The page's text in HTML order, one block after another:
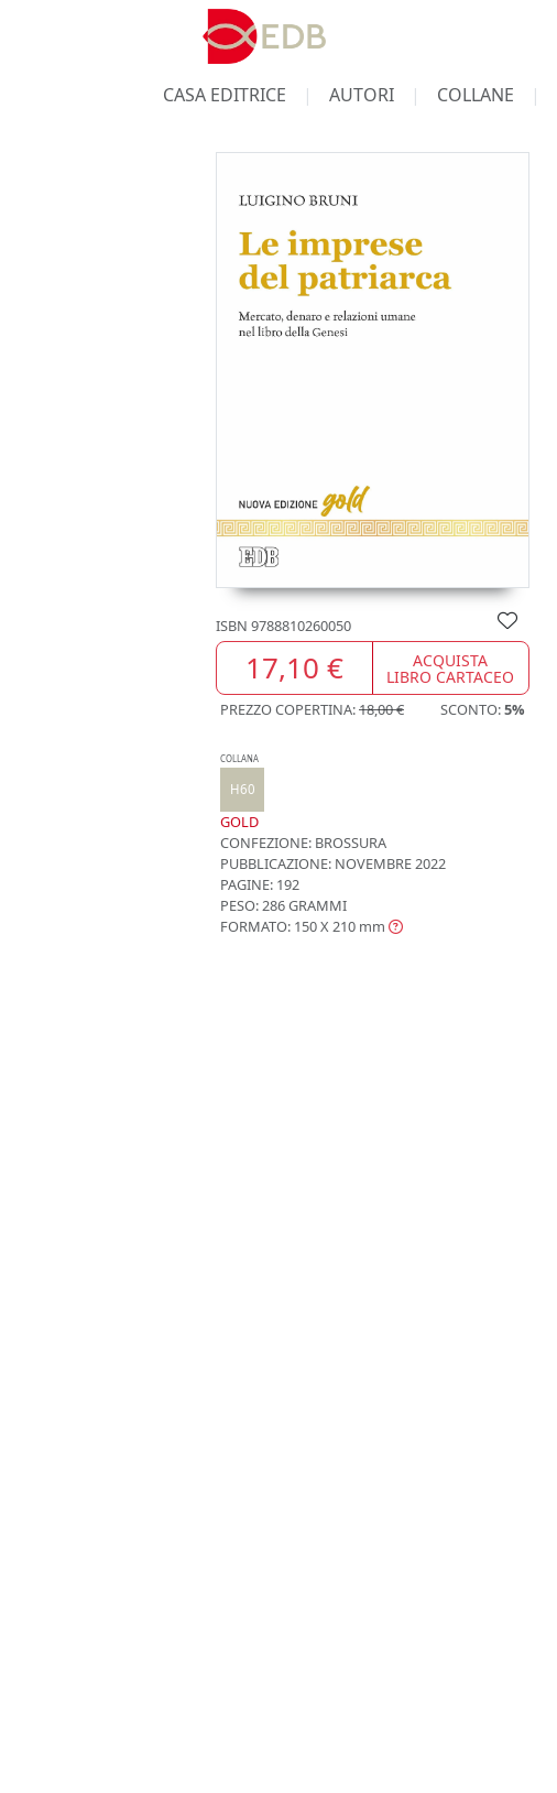
CASA EDITRICE AUTORI COLLANE
ISBN 9788810260050
17,10 € ACQUISTA
LIBRO CARTACEO
PREZZO COPERTINA:18,00 € SCONTO:5%
COLLANA
H60
GOLD
CONFEZIONE: BROSSURA
PUBBLICAZIONE: NOVEMBRE 2022
PAGINE: 192
PESO: 286 GRAMMI
FORMATO: 150 X 210 mm